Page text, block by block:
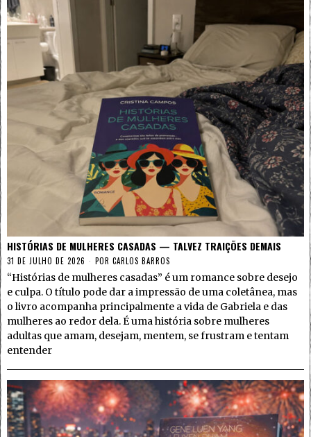
HISTÓRIAS DE MULHERES CASADAS — TALVEZ TRAIÇÕES DEMAIS
31 DE JULHO DE 2026 POR CARLOS BARROS
“Histórias de mulheres casadas” é um romance sobre desejo
e culpa. O título pode dar a impressão de uma coletânea, mas
o livro acompanha principalmente a vida de Gabriela e das
mulheres ao redor dela. É uma história sobre mulheres
adultas que amam, desejam, mentem, se frustram e tentam
entender